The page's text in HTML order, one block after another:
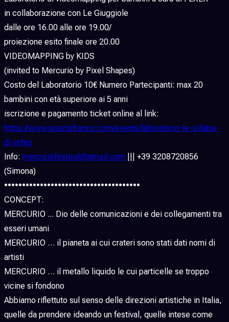
in collaborazione con Le Giuggiole
dalle ore 16.00 alle ore 19.00/
proiezione esito finale ore 20.00
VIDEOMAPPING by KIDS
(invited to Mercurio by Pixel Shapes)
Costo del Laboratorio 10€ Numero Partecipanti: max 20
bambini con età superiore ai 5 anni
iscrizione e pagamento ticket online al link:
https://www.spaziofranco.com/events/laboratorio-le-sillabe-
di-orfeo
Info: mercuriofestival@gmail.com ||| +39 3208720856
(Simona)
••••••••••••••••••••••••••••••••••••••
CONCEPT:
MERCURIO ... Dio delle comunicazioni e dei collegamenti tra
esseri umani
MERCURIO … il pianeta ai cui crateri sono stati dati nomi di
artisti
MERCURIO … il metallo liquido le cui particelle se troppo
vicine si fondono
Abbiamo riflettuto sul senso delle direzioni artistiche in Italia,
quelle da prendere ideando un festival, quelle intese come